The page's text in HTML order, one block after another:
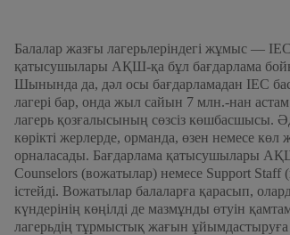
Балалар жазғы лагерьлеріндегі жұмыс —
қатысушылары АҚШ-қа бұл бағдарлама
Шынында да, дәл осы бағдарламадан IEC
лагері бар, онда жыл сайын 7 млн.-нан
лагерь қозғалысының сөзсіз көшбасшысы.
көрікті жерлерде, орманда, өзен немесе
орналасады. Бағдарлама қатысушылары
Counselors (вожатылар) немесе Support Staff
істейді. Вожатылар балаларға қарасып,
күндерінің көңілді де мазмұнды өтуін
лагерьдің тұрмыстық жағын